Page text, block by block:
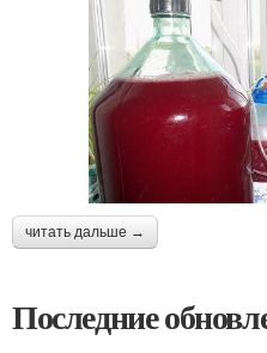
читать дальше →
Последние